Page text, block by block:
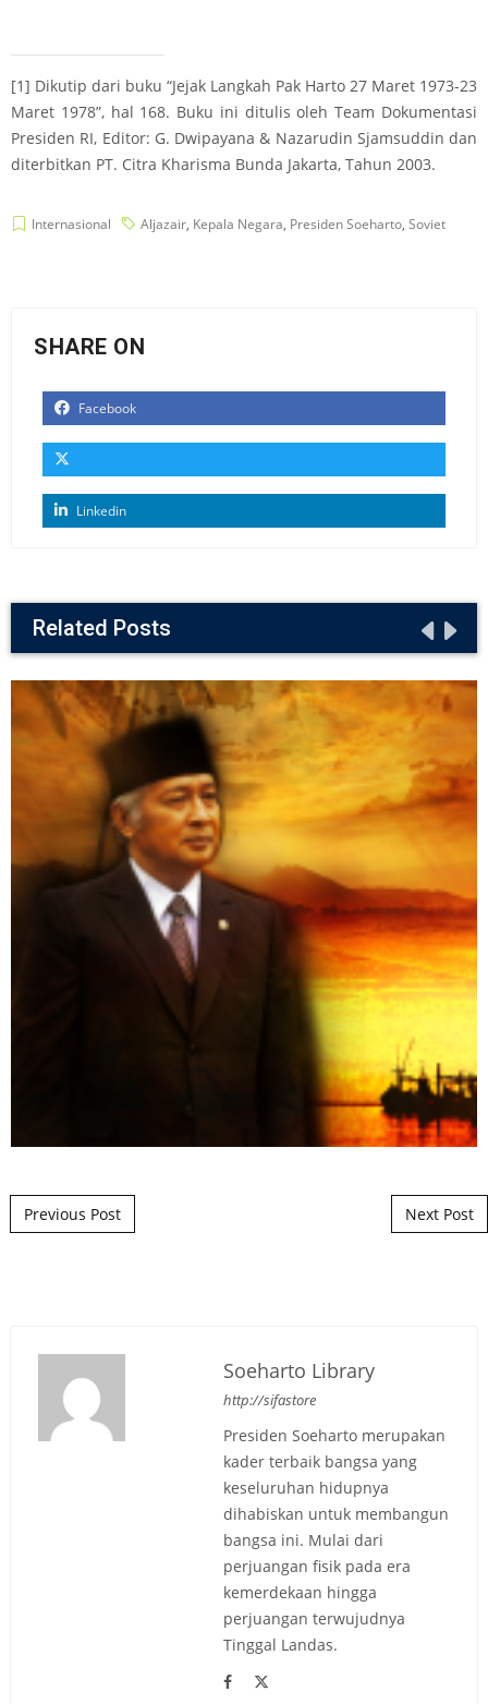
[1] Dikutip dari buku “Jejak Langkah Pak Harto 27 Maret 1973-23
Maret 1978”, hal 168. Buku ini ditulis oleh Team Dokumentasi
Presiden RI, Editor: G. Dwipayana & Nazarudin Sjamsuddin dan
diterbitkan PT. Citra Kharisma Bunda Jakarta, Tahun 2003.
Internasional Aljazair, Kepala Negara, Presiden Soeharto, Soviet
SHARE ON
Facebook
Linkedin
Related Posts
Post navigation
Previous Post Next Post
Soeharto Library
http://sifastore
Presiden Soeharto merupakan
kader terbaik bangsa yang
keseluruhan hidupnya
dihabiskan untuk membangun
bangsa ini. Mulai dari
perjuangan fisik pada era
kemerdekaan hingga
perjuangan terwujudnya
Tinggal Landas.